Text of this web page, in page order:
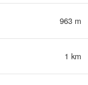
963 m
1 km